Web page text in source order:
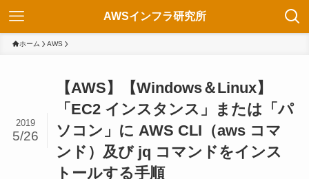
AWSインフラ研究所
ホーム AWS
【AWS】【Windows＆Linux】
「EC2 インスタンス」または「パ
ソコン」に AWS CLI（aws コマ
ンド）及び jq コマンドをインス
トールする手順
2019
5/26